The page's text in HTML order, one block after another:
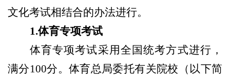
文化考试相结合的办法进行。
1.体育专项考试
体育专项考试采用全国统考方式进行，
满分100分。体育总局委托有关院校（以下简